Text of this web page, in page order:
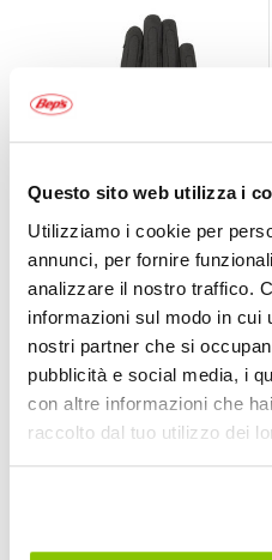
Questo sito web utilizza i
Utilizziamo i cookie per
annunci, per fornire
analizzare il nostro traffico.
informazioni sul modo in cui
nostri partner che si
pubblicità e social media, i
con altre informazioni che
raccolto dal tuo utilizzo dei
Guanti in tessuto
Stella C-1 V2
Nero
A partire da
83,55 €
Spedizione gratuita!